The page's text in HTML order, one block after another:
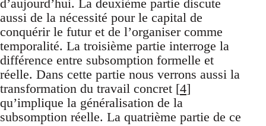
d’aujourd’hui. La deuxième partie discute
aussi de la nécessité pour le capital de
conquérir le futur et de l’organiser comme
temporalité. La troisième partie interroge la
différence entre subsomption formelle et
réelle. Dans cette partie nous verrons aussi la
transformation du travail concret [4]
qu’implique la généralisation de la
subsomption réelle. La quatrième partie de ce